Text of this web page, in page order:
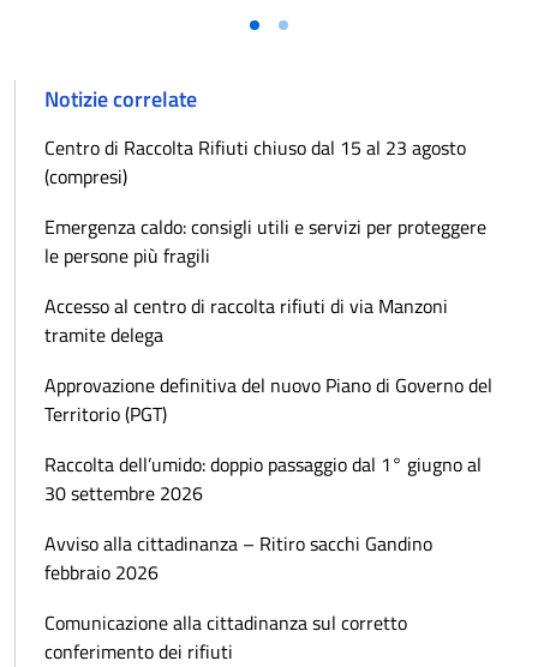
Notizie correlate
Centro di Raccolta Rifiuti chiuso dal 15 al 23 agosto
(compresi)
Emergenza caldo: consigli utili e servizi per proteggere
le persone più fragili
Accesso al centro di raccolta rifiuti di via Manzoni
tramite delega
Approvazione definitiva del nuovo Piano di Governo del
Territorio (PGT)
Raccolta dell’umido: doppio passaggio dal 1° giugno al
30 settembre 2026
Avviso alla cittadinanza – Ritiro sacchi Gandino
febbraio 2026
Comunicazione alla cittadinanza sul corretto
conferimento dei rifiuti